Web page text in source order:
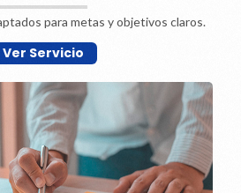
para metas y objetivos claros.
Ver Servicio